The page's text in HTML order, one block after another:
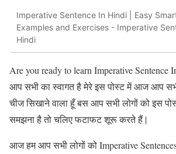
Imperative Sentence In Hindi | Easy
Examples and Exercises - Imperative
Hindi
Are you ready to learn Imperative Sentence
आप सभी का स्वागत है मेरे इस पोस्ट में आज आप
चीज सिखाने वाला हूँ बस आप सभी लोगों को इस
समझना है तो चलिए फटाफट शूरू करते हैं |
आज हम आप सभी लोगों को Imperative